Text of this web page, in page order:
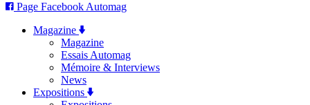
Page Facebook Automag
Magazine
Magazine
Essais Automag
Mémoire & Interviews
News
Expositions